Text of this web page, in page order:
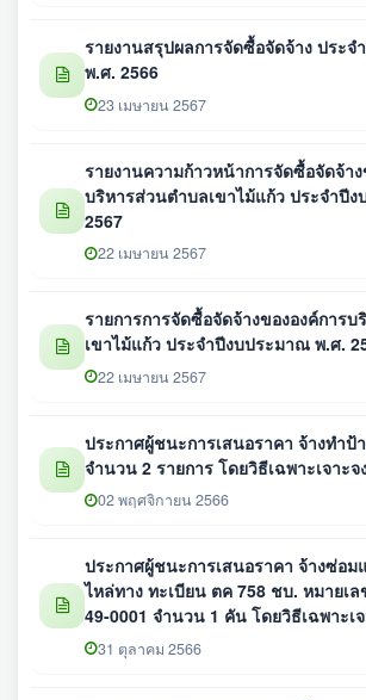
รายงานสรุปผลการจัดซื้อจัดจ้าง ประ
พ.ศ. 2566
23 เมษายน 2567
รายงานความก้าวหน้าการจัดซื้อจัดจ้า
บริหารส่วนตำบลเขาไม้แก้ว ประจำปี
2567
22 เมษายน 2567
รายการการจัดซื้อจัดจ้างขององค์การ
เขาไม้แก้ว ประจำปีงบประมาณ พ.ศ.
22 เมษายน 2567
ประกาศผู้ชนะการเสนอราคา จ้างทำ
จำนวน 2 รายการ โดยวิธีเฉพาะเจาะจ
02 พฤศจิกายน 2566
ประกาศผู้ชนะการเสนอราคา จ้างซ่อ
ไหล่ทาง ทะเบียน ตค 758 ชบ. หมายเ
49-0001 จำนวน 1 คัน โดยวิธีเฉพาะเ
31 ตุลาคม 2566